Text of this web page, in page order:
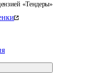
«Тендеры»